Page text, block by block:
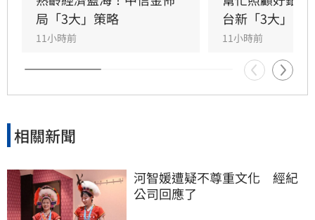
助企業將永續轉化為國際競爭力。會中上銀、強
茂、宏碁及金寶等指標企業分享低碳實踐經驗。
台新新光金控憑藉優異的永續績效，不僅連續三
年獲標普全球永續年鑑銀行業全球前1%，更獲
MSCI ESG AAA最高評級，展現其帶領產業接軌
邁向永續發展的強力後盾。
局「3大」策略
11小時前
台新「3大」防
11小時前
相關新聞
河智媛遭疑不尊重文化　經紀
公司回應了